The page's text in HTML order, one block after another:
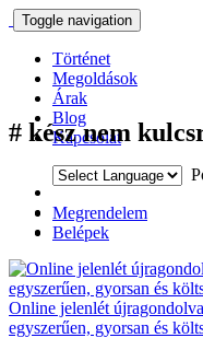
Toggle navigation
Történet
Megoldások
Árak
Blog
Kapcsolat
Megrendelem
Belépek
# kész nem
Online jelenlét
egyszerűen, gyorsan és